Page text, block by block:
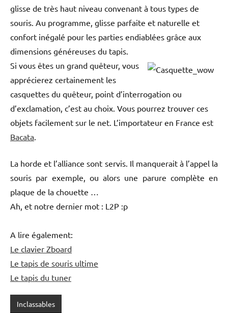
glisse de très haut niveau convenant à tous types de
souris. Au programme, glisse parfaite et naturelle et
confort inégalé pour les parties endiablées grâce aux
dimensions généreuses du tapis.
Si vous êtes un grand quêteur, vous
apprécierez certainement les
casquettes du quêteur, point d’interrogation ou
d’exclamation, c’est au choix. Vous pourrez trouver ces
objets facilement sur le net. L’importateur en France est
Bacata.
La horde et l’alliance sont servis. Il manquerait à l’appel la
souris par exemple, ou alors une parure complète en
plaque de la chouette …
Ah, et notre dernier mot : L2P :p
A lire également:
Le clavier Zboard
Le tapis de souris ultime
Le tapis du tuner
Inclassables